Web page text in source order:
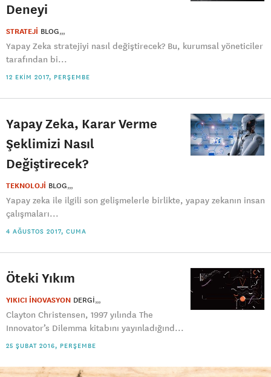
Deneyi
STRATEJİ BLOG
Yapay Zeka stratejiyi nasıl değiştirecek? Bu, kurumsal yöneticiler
tarafından bi...
12 EKIM 2017, PERŞEMBE
Yapay Zeka, Karar Verme
Şeklimizi Nasıl
Değiştirecek?
TEKNOLOJİ BLOG
Yapay zeka ile ilgili son gelişmelerle birlikte, yapay zekanın insan
çalışmaları...
4 AĞUSTOS 2017, CUMA
Öteki Yıkım
YIKICI İNOVASYON DERGI
Clayton Christensen, 1997 yılında The
Innovator’s Dilemma kitabını yayınladığınd...
25 ŞUBAT 2016, PERŞEMBE